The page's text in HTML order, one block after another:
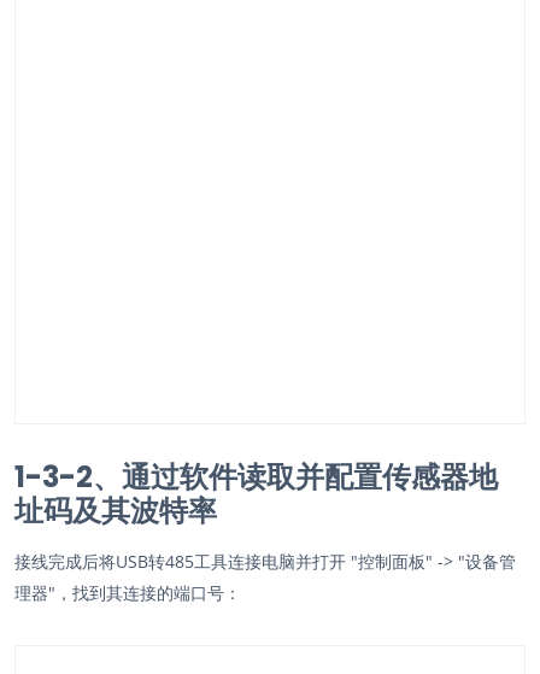
1-3-2、通过软件读取并配置传感器地
址码及其波特率
接线完成后将USB转485工具连接电脑并打开 "控制面板" -> "设备管
理器"，找到其连接的端口号：